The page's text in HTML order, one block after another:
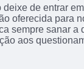
deixe de entrar
oferecida para
sempre sanar a
aos